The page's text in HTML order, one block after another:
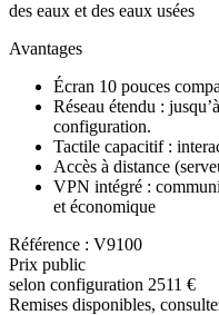
des eaux et des eaux usées
Avantages
Écran 10 pouces
Réseau étendu :
configuration.
Tactile capacitif :
Accès à distance
VPN intégré :
et économique
Référence : V9100
Prix public
selon configuration 2511 €
Remises disponibles,